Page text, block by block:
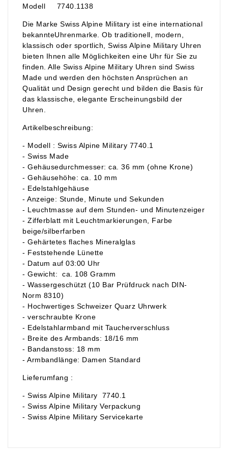
Modell 7740.1138
Die Marke Swiss Alpine Military ist eine international
bekannteUhrenmarke. Ob traditionell, modern,
klassisch oder sportlich, Swiss Alpine Military Uhren
bieten Ihnen alle Möglichkeiten eine Uhr für Sie zu
finden. Alle Swiss Alpine Military Uhren sind Swiss
Made und werden den höchsten Ansprüchen an
Qualität und Design gerecht und bilden die Basis für
das klassische, elegante Erscheinungsbild der
Uhren.
Artikelbeschreibung:
- Modell : Swiss Alpine Military 7740.1
- Swiss Made
- Gehäusedurchmesser: ca. 36 mm (ohne Krone)
- Gehäusehöhe: ca. 10 mm
- Edelstahlgehäuse
- Anzeige: Stunde, Minute und Sekunden
- Leuchtmasse auf dem Stunden- und Minutenzeiger
- Zifferblatt mit Leuchtmarkierungen, Farbe
beige/silberfarben
- Gehärtetes flaches Mineralglas
- Feststehende Lünette
- Datum auf 03:00 Uhr
- Gewicht: ca. 108 Gramm
- Wassergeschützt (10 Bar Prüfdruck nach DIN-
Norm 8310)
- Hochwertiges Schweizer Quarz Uhrwerk
- verschraubte Krone
- Edelstahlarmband mit Taucherverschluss
- Breite des Armbands: 18/16 mm
- Bandanstoss: 18 mm
- Armbandlänge: Damen Standard
Lieferumfang :
- Swiss Alpine Military 7740.1
- Swiss Alpine Military Verpackung
- Swiss Alpine Military Servicekarte